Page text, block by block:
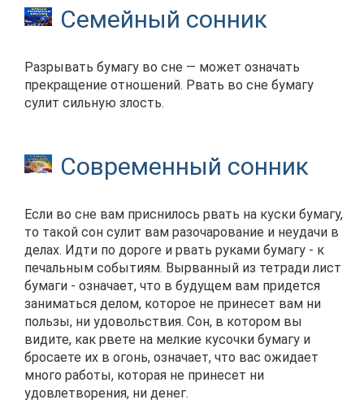
Семейный сонник
Разрывать бумагу во сне — может означать
прекращение отношений. Рвать во сне бумагу
сулит сильную злость.
Современный сонник
Если во сне вам приснилось рвать на куски бумагу,
то такой сон сулит вам разочарование и неудачи в
делах. Идти по дороге и рвать руками бумагу - к
печальным событиям. Вырванный из тетради лист
бумаги - означает, что в будущем вам придется
заниматься делом, которое не принесет вам ни
пользы, ни удовольствия. Сон, в котором вы
видите, как рвете на мелкие кусочки бумагу и
бросаете их в огонь, означает, что вас ожидает
много работы, которая не принесет ни
удовлетворения, ни денег.